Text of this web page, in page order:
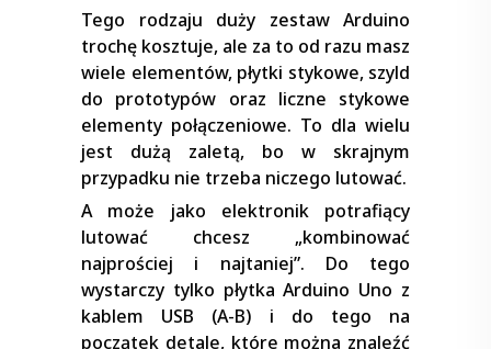
Tego rodzaju duży zestaw Arduino
trochę kosztuje, ale za to od razu masz
wiele elementów, płytki stykowe, szyld
do prototypów oraz liczne stykowe
elementy połączeniowe. To dla wielu
jest dużą zaletą, bo w skrajnym
przypadku nie trzeba niczego lutować.
A może jako elektronik potrafiący
lutować chcesz „kombinować
najprościej i najtaniej”. Do tego
wystarczy tylko płytka Arduino Uno z
kablem USB (A-B) i do tego na
początek detale, które można znaleźć